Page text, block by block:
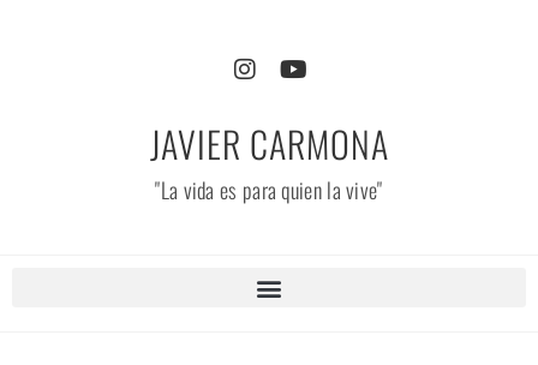
JAVIER CARMONA
"La vida es para quien la vive"